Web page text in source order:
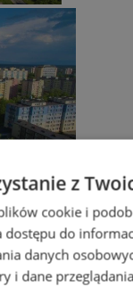
z
cookie i
dostępu do
danych
i dane